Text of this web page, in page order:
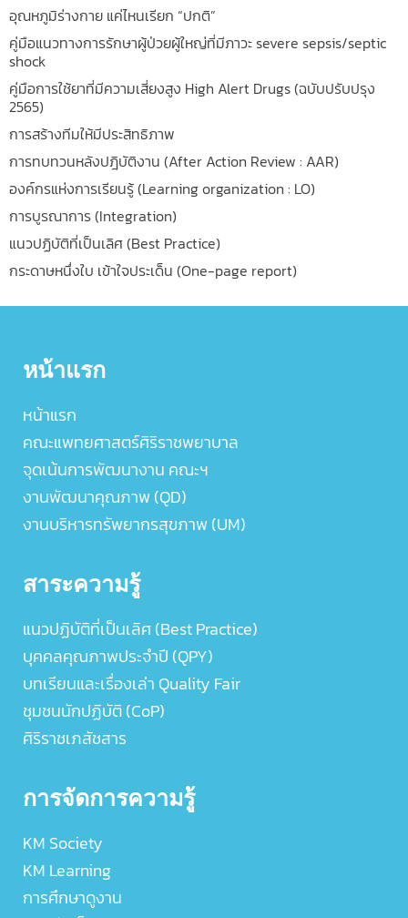
อุณหภูมิร่างกาย แค่ไหนเรียก “ปกติ”
คู่มือแนวทางการรักษาผู้ป่วยผู้ใหญ่ที่มีภาวะ severe sepsis/septic
shock
คู่มือการใช้ยาที่มีความเสี่ยงสูง High Alert Drugs (ฉบับปรับปรุง
2565)
การสร้างทีมให้มีประสิทธิภาพ
การทบทวนหลังปฎิบัติงาน (After Action Review : AAR)
องค์กรแห่งการเรียนรู้ (Learning organization : LO)
การบูรณาการ (Integration)
แนวปฏิบัติที่เป็นเลิศ (Best Practice)
กระดาษหนึ่งใบ เข้าใจประเด็น (One-page report)
หน้าแรก
หน้าแรก
คณะแพทยศาสตร์ศิริราชพยาบาล
จุดเน้นการพัฒนางาน คณะฯ
งานพัฒนาคุณภาพ (QD)
งานบริหารทรัพยากรสุขภาพ (UM)
สาระความรู้
แนวปฏิบัติที่เป็นเลิศ (Best Practice)
บุคคลคุณภาพประจำปี (QPY)
บทเรียนและเรื่องเล่า Quality Fair
ชุมชนนักปฏิบัติ (CoP)
ศิริราชเภสัชสาร
การจัดการความรู้
KM Society
KM Learning
การศึกษาดูงาน